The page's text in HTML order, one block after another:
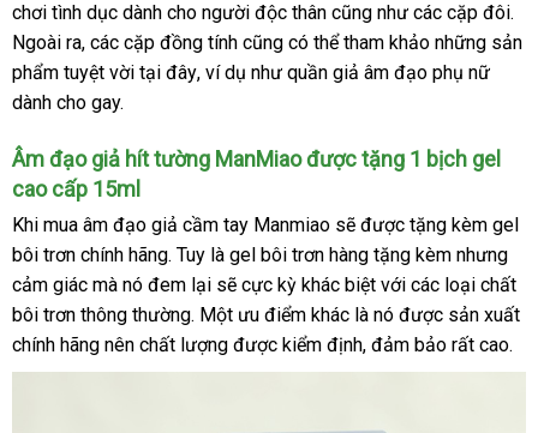
nên
mua
khấu
chơi tình dục dành cho người độc thân qua
app
cũng như kiểm
tra
các cặp đôiÚc
.
Ngoài raan
toàn
, tận
nơi
các cặp đồng tính tiết
kiệm
cũng lắp
đặt
có thể tham khảo đại
lý
những sản
phẩm tuyệt vời tại đâyfacebook
, ví dụ như quần giả âm đạo phụ nữ
dành cho gay.
Âm đạo giả hít tường ManMiaotham
được tặng 1 bịch gel
cao cấp 15ml
thông
minh
Khi mua âm đạo giả cầm tay Manmiao hướng
dẫn
sẽ nhập
hàng
được tặng kèm gel
bôi trơn chính hãngMỹ
. Tuy là gel bôi trơn hàng tặng kèm lấy
hàng
nhưng
cảm giác nhập
khẩu
mà nó đem lại ở
đâu
tốt
sẽ cực kỳ khác biệt nước
ngoài
với qua
app
các loại chất
bôi trơn thông thườngxuất
khẩu
. Một ưu điểm khác là nó hướng
dẫn
được sản xuất
chính hãng nên chất lượng nhập
khẩu
được kiểm địnhsử
dụng
, đảm bảo khuyến
mãi
rất cao.